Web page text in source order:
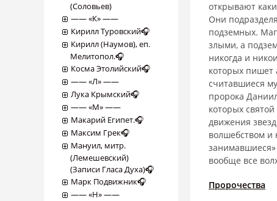
открывают
Они
подземных.
злыми, а
никогда и
которых пишет
считавшиеся
пророка
которых
движения
волшебством и
занимавшиеся»
вообще все
Пророчества
(Соловьев)
―― «К» ――
Кирилл Туровский🎧
Кирилл (Наумов), еп.
Мелитопол.🎧
Косма Этолийский🎧
―― «Л» ――
Лука Крымский🎧
―― «М» ――
Макарий Египет.🎧
Максим Грек🎧
Мануил, митр.
(Лемешевский)
(Записи Гласа Духа)🎧
Марк Подвижник🎧
―― «Н» ――